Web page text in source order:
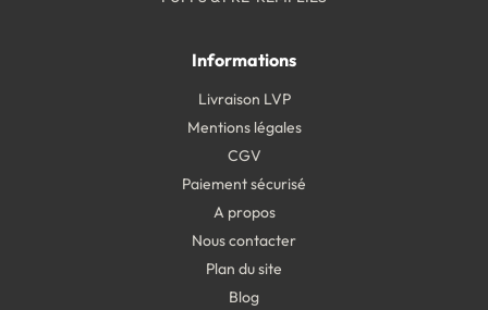
Informations
Livraison LVP
Mentions légales
CGV
Paiement sécurisé
A propos
Nous contacter
Plan du site
Blog